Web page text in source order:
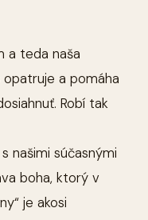
a teda naša
a pomáha
Robí tak
našimi súčasnými
boha, ktorý v
je akosi